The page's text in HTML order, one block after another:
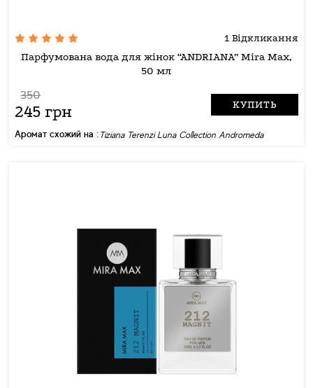
1 Відкликання
Парфумована вода для жінок “ANDRIANA” Mira Max,
50 мл
350
245 грн КУПИТЬ
Аромат схожий на : Tiziana Terenzi Luna Collection Andromeda